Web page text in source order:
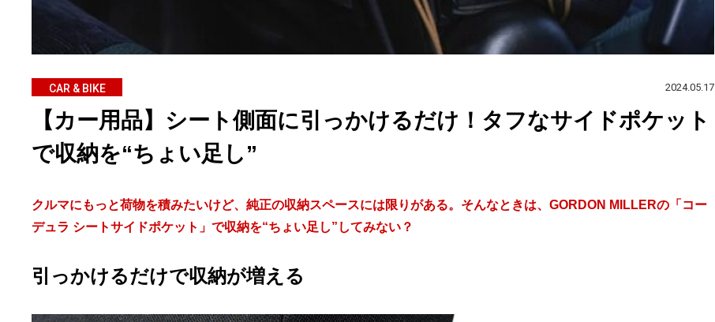
CAR & BIKE 2024.05.17
【カー用品】シート側面に引っかけるだけ！タフなサイドポケット
で収納を“ちょい足し”
クルマにもっと荷物を積みたいけど、純正の収納スペースには限りがある。そんなときは、GORDON MILLERの「コー
デュラ シートサイドポケット」で収納を“ちょい足し”してみない？
引っかけるだけで収納が増える